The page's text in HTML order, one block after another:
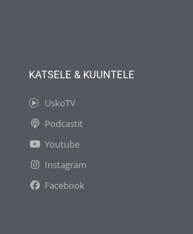
KATSELE & KUUNTELE
UskoTV
Podcastit
Youtube
Instagram
Facebook